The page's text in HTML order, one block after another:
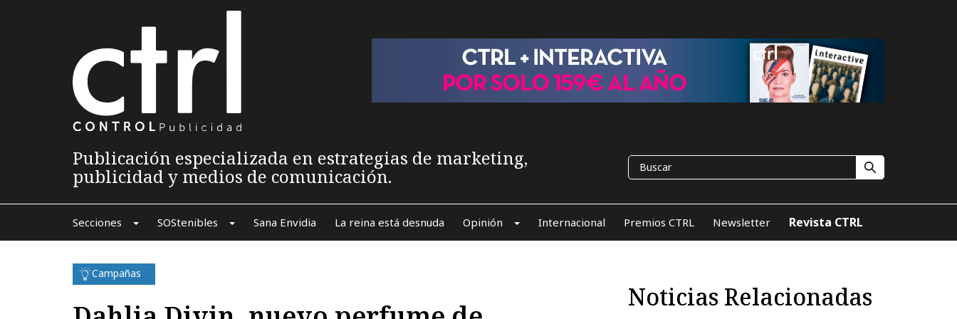
Publicación especializada en estrategias de marketing,
publicidad y medios de comunicación.
Secciones SOStenibles Sana Envidia La reina está desnuda Opinión Internacional Premios CTRL Newsletter Revista CTRL
Campañas
Noticias Relacionadas